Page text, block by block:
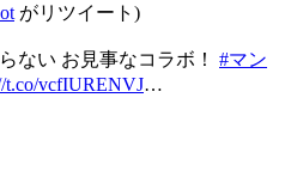
がリツイート)
ない お見事なコラボ！ #マン
t.co/vcfIURENVJ…